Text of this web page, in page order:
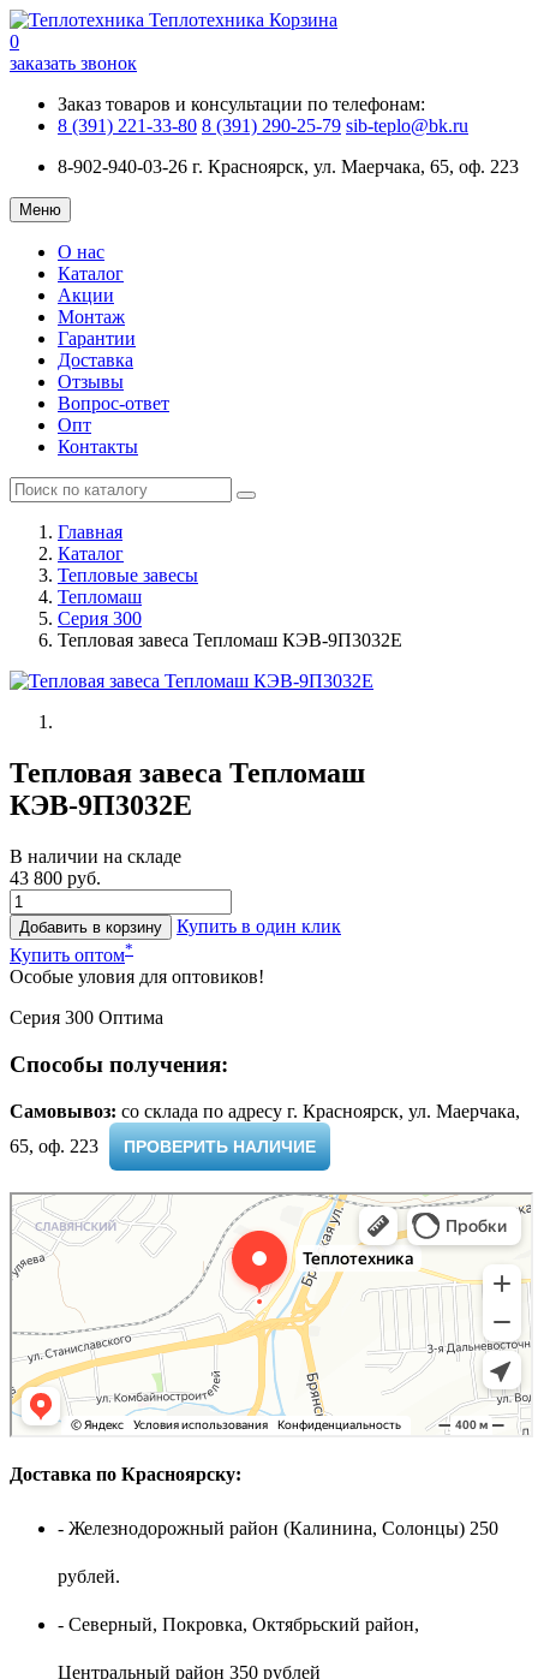
Теплотехника Корзина
0
заказать звонок
Заказ товаров и консультации по телефонам:
8 (391) 221-33-80 8 (391) 290-25-79 sib-teplo@bk.ru
8-902-940-03-26 г. Красноярск, ул. Маерчака, 65, оф. 223
Меню
О нас
Каталог
Акции
Монтаж
Гарантии
Доставка
Отзывы
Вопрос-ответ
Опт
Контакты
Главная
Каталог
Тепловые завесы
Тепломаш
Серия 300
Тепловая завеса Тепломаш КЭВ-9П3032Е
Тепловая завеса Тепломаш
КЭВ-9П3032Е
В наличии на складе
43 800 руб.
Добавить в корзину
Купить в один клик
Купить оптом*
Особые уловия для оптовиков!
Серия 300 Оптима
Способы получения:
Самовывоз: cо склада по адресу г. Красноярск, ул. Маерчака,
65, оф. 223 ​
ПРОВЕРИТЬ НАЛИЧИЕ
Доставка по Красноярску:
- Железнодорожный район (Калинина, Солонцы) 250
рублей.
- Северный, Покровка, Октябрьский район,
Центральный район 350 рублей